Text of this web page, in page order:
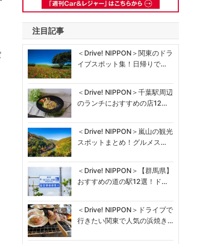
注目記事
＜Drive! NIPPON＞関東のドラ
イブスポット集！日帰りで…
＜Drive! NIPPON＞千葉駅周辺
のランチにおすすめの店12…
＜Drive! NIPPON＞嵐山の観光
スポットまとめ！グルメス…
＜Drive! NIPPON＞【群馬県】
おすすめの道の駅12選！ド…
＜Drive! NIPPON＞ドライブで
行きたい関東で人気の浜焼き…